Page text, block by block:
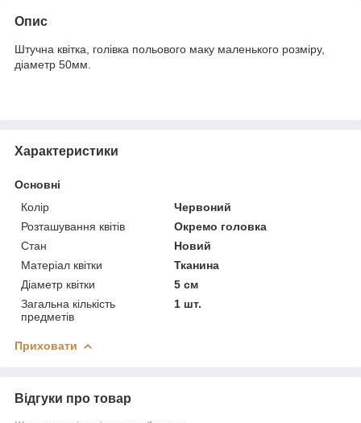
Опис
Штучна квітка, голівка польового маку маленького розміру,
діаметр 50мм.
Характеристики
Основні
Колір
Червоний
Розташування квітів
Окремо головка
Стан
Новий
Матеріал квітки
Тканина
Діаметр квітки
5 см
Загальна кількість
предметів
1 шт.
Приховати
Відгуки про товар